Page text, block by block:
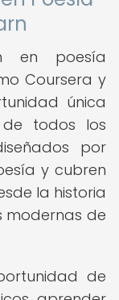
en poesía
Coursera y
única
todos los
por
y cubren
la historia
modernas de
de